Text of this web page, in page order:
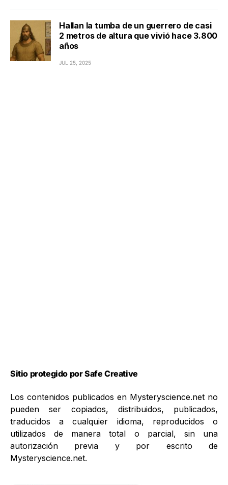
Hallan la tumba de un guerrero de casi
2 metros de altura que vivió hace 3.800
años
JUL 25, 2025
Sitio protegido por Safe Creative
Los contenidos publicados en Mysteryscience.net no
pueden ser copiados, distribuidos, publicados,
traducidos a cualquier idioma, reproducidos o
utilizados de manera total o parcial, sin una
autorización previa y por escrito de
Mysteryscience.net.